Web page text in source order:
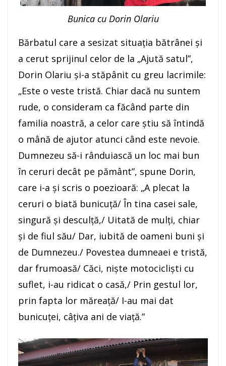
Bunica cu Dorin Olariu
Bărbatul care a sesizat situaţia bătrânei şi
a cerut sprijinul celor de la „Ajută satul”,
Dorin Olariu şi-a stăpânit cu greu lacrimile:
„Este o veste tristă. Chiar dacă nu suntem
rude, o consideram ca făcând parte din
familia noastră, a celor care ştiu să întindă
o mână de ajutor atunci când este nevoie.
Dumnezeu să-i rânduiască un loc mai bun
în ceruri decât pe pământ”, spune Dorin,
care i-a şi scris o poezioară: „A plecat la
ceruri o biată bunicuță/ În tina casei sale,
singură și desculță,/ Uitată de mulți, chiar
și de fiul său/ Dar, iubită de oameni buni și
de Dumnezeu./ Povestea dumneaei e tristă,
dar frumoasă/ Căci, niște motocicliști cu
suflet, i-au ridicat o casă,/ Prin gestul lor,
prin fapta lor măreață/ I-au mai dat
bunicuței, câțiva ani de viață.”